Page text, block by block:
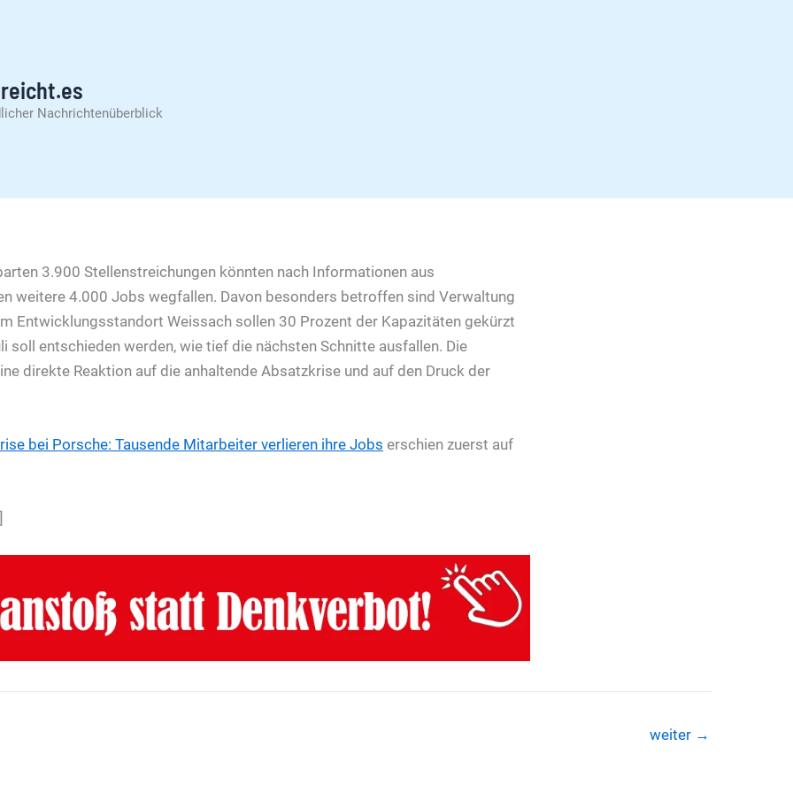
Nachrichtenüberblick
3.900 Stellenstreichungen könnten nach Informationen aus
weitere 4.000 Jobs wegfallen. Davon besonders betroffen sind Verwaltung
Entwicklungsstandort Weissach sollen 30 Prozent der Kapazitäten gekürzt
soll entschieden werden, wie tief die nächsten Schnitte ausfallen. Die
direkte Reaktion auf die anhaltende Absatzkrise und auf den Druck der
bei Porsche: Tausende Mitarbeiter verlieren ihre Jobs erschien zuerst auf
weiter →